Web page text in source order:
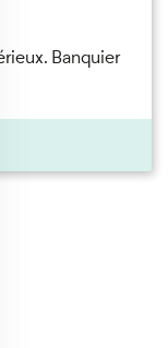
Banquier